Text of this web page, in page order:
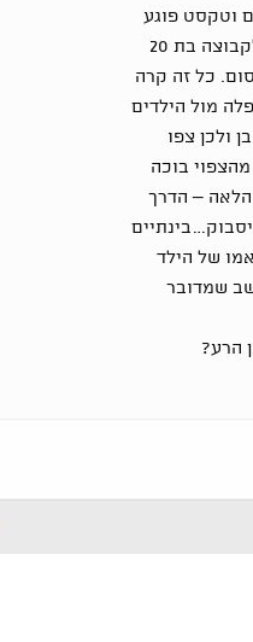
וטקסט פוגע
(בעל אופי מיני) לתמונה ואז הפיץ אותה בווטסאפ לקבוצה בת 20
כל זה קרה
מול הילדים
ולכן צפו
בוכה
הלאה – הדרך
של הילד
שמדובר
הרע?